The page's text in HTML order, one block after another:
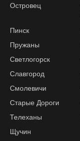
Островец
Пинск
Пружаны
Светлогорск
Славгород
Смолевичи
Старые Дороги
Телеханы
Щучин